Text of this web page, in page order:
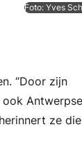
Foto: Yves
“Door zijn
Antwerpse
ze die